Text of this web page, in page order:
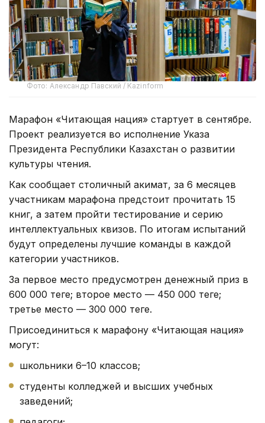
Фото: Александр Павский / Kazinform
Марафон «Читающая нация» стартует в сентябре.
Проект реализуется во исполнение Указа
Президента Республики Казахстан о развитии
культуры чтения.
Как сообщает столичный акимат, за 6 месяцев
участникам марафона предстоит прочитать 15
книг, а затем пройти тестирование и серию
интеллектуальных квизов. По итогам испытаний
будут определены лучшие команды в каждой
категории участников.
За первое место предусмотрен денежный приз в
600 000 теңге; второе место — 450 000 теңге;
третье место — 300 000 теңге.
Присоединиться к марафону «Читающая нация»
могут:
школьники 6–10 классов;
студенты колледжей и высших учебных
заведений;